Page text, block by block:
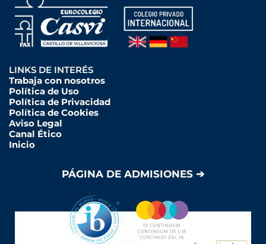
LINKS DE INTERÉS
Trabaja con nosotros
Política de Uso
Política de Privacidad
Política de Cookies
Aviso Legal
Canal Ético
Inicio
PÁGINA DE ADMISIONES ➔